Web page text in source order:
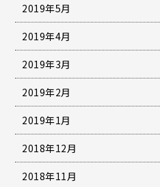
2019年5月
2019年4月
2019年3月
2019年2月
2019年1月
2018年12月
2018年11月